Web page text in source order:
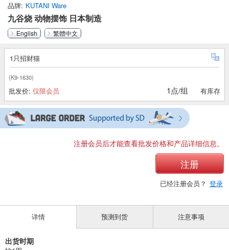
品牌 KUTANI Ware
九谷烧 动物摆饰 日本制造
English 繁體中文
1只招财猫
(K9-1630)
批发价: 仅限会员 1点/组 有库存
注册会员后才能查看批发价格和产品详细信息。
注册
已经注册会员？ 登录
详情
出货时期
预测到货 注意事项